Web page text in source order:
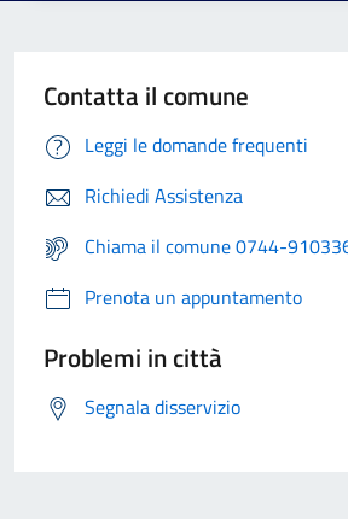
Contatta il comune
Leggi le domande frequenti
Richiedi Assistenza
Chiama il comune 0744-
Prenota un appuntamento
Problemi in città
Segnala disservizio